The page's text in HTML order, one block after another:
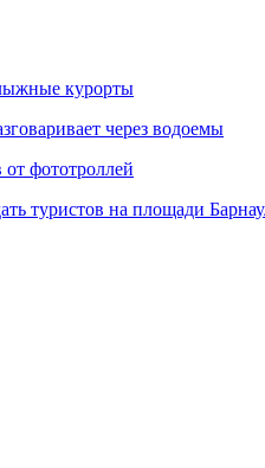
курорты
через водоемы
фототроллей
туристов на площади